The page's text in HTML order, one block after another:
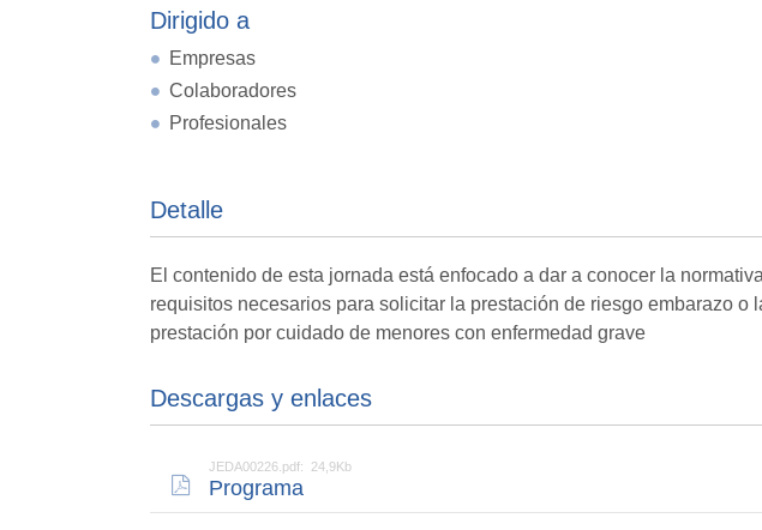
Dirigido a
Empresas
Colaboradores
Profesionales
Detalle
El contenido de esta jornada está enfocado a dar a conocer la
requisitos necesarios para solicitar la prestación de riesgo embarazo o
prestación por cuidado de menores con enfermedad grave
Descargas y enlaces
JEDA00226.pdf: 24,9Kb
Programa